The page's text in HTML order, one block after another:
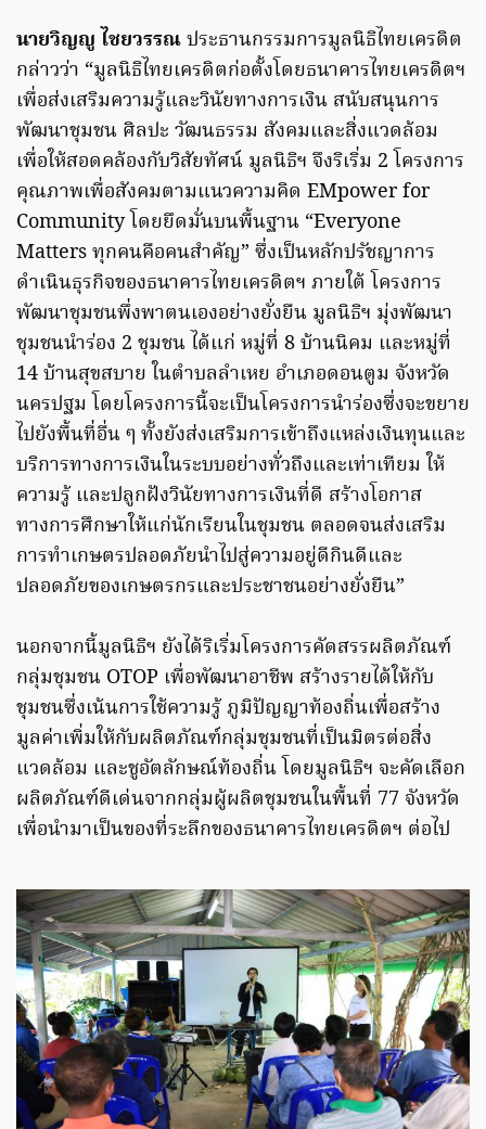
นายวิญญู ไชยวรรณประธานกรรมการมูลนิธิไทยเครดิต
กล่าวว่า “มูลนิธิไทยเครดิตก่อตั้งโดยธนาคารไทยเครดิตฯ
เพื่อส่งเสริมความรู้และวินัยทางการเงิน สนับสนุนการ
พัฒนาชุมชน ศิลปะ วัฒนธรรม สังคมและสิ่งแวดล้อม
เพื่อให้สอดคล้องกับวิสัยทัศน์ มูลนิธิฯ จึงริเริ่ม 2 โครงการ
คุณภาพเพื่อสังคมตามแนวความคิด EMpower for
Community โดยยึดมั่นบนพื้นฐาน “Everyone
Matters ทุกคนคือคนสำคัญ” ซึ่งเป็นหลักปรัชญาการ
ดำเนินธุรกิจของธนาคารไทยเครดิตฯ ภายใต้ โครงการ
พัฒนาชุมชนพึ่งพาตนเองอย่างยั่งยืน มูลนิธิฯ มุ่งพัฒนา
ชุมชนนำร่อง 2 ชุมชน ได้แก่ หมู่ที่ 8 บ้านนิคม และหมู่ที่
14 บ้านสุขสบาย ในตำบลลำเหย อำเภอดอนตูม จังหวัด
นครปฐม โดยโครงการนี้จะเป็นโครงการนำร่องซึ่งจะขยาย
ไปยังพื้นที่อื่น ๆ ทั้งยังส่งเสริมการเข้าถึงแหล่งเงินทุนและ
บริการทางการเงินในระบบอย่างทั่วถึงและเท่าเทียม ให้
ความรู้ และปลูกฝังวินัยทางการเงินที่ดี สร้างโอกาส
ทางการศึกษาให้แก่นักเรียนในชุมชน ตลอดจนส่งเสริม
การทำเกษตรปลอดภัยนำไปสู่ความอยู่ดีกินดีและ
ปลอดภัยของเกษตรกรและประชาชนอย่างยั่งยืน”
นอกจากนี้มูลนิธิฯ ยังได้ริเริ่มโครงการคัดสรรผลิตภัณฑ์
กลุ่มชุมชน OTOP เพื่อพัฒนาอาชีพ สร้างรายได้ให้กับ
ชุมชนซึ่งเน้นการใช้ความรู้ ภูมิปัญญาท้องถิ่นเพื่อสร้าง
มูลค่าเพิ่มให้กับผลิตภัณฑ์กลุ่มชุมชนที่เป็นมิตรต่อสิ่ง
แวดล้อม และชูอัตลักษณ์ท้องถิ่น โดยมูลนิธิฯ จะคัดเลือก
ผลิตภัณฑ์ดีเด่นจากกลุ่มผู้ผลิตชุมชนในพื้นที่ 77 จังหวัด
เพื่อนำมาเป็นของที่ระลึกของธนาคารไทยเครดิตฯ ต่อไป